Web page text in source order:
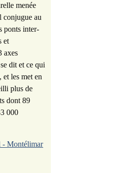
menée
conjugue au
ponts inter-
et
axes
dit et ce qui
et les met en
plus de
dont 89
000
- Montélimar